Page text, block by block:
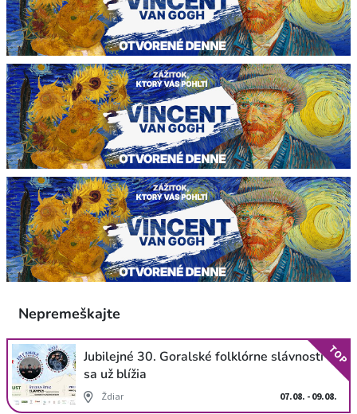
Nepremeškajte
Jubilejné 30. Goralské folklórne slávnosti
sa už blížia
Ždiar 07.08. - 09.08.
TOP